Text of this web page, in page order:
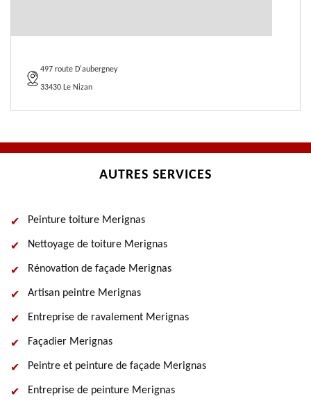
497 route D'aubergney
33430 Le Nizan
AUTRES SERVICES
Peinture toiture Merignas
Nettoyage de toiture Merignas
Rénovation de façade Merignas
Artisan peintre Merignas
Entreprise de ravalement Merignas
Façadier Merignas
Peintre et peinture de façade Merignas
Entreprise de peinture Merignas